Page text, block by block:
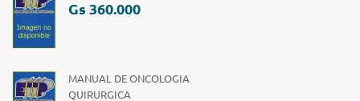
Gs 360.000
MANUAL DE ONCOLOGIA
QUIRURGICA